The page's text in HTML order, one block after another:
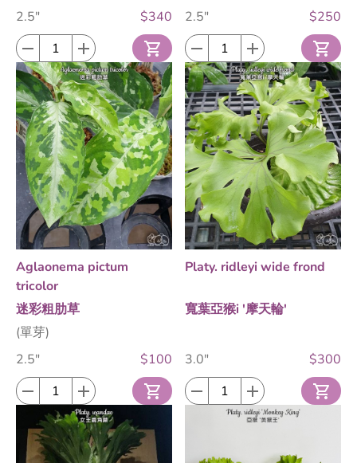
2.5"
$340 2.5" $250
Aglaonema pictum
tricolor
迷彩粗肋草
(單芽)
2.5"
$100
Platy. ridleyi wide frond
寬葉亞猴i '摩天輪'
3.0" $300